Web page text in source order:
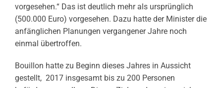
vorgesehen.“ Das ist deutlich mehr als ursprünglich
(500.000 Euro) vorgesehen. Dazu hatte der Minister die
anfänglichen Planungen vergangener Jahre noch
einmal übertroffen.
Bouillon hatte zu Beginn dieses Jahres in Aussicht
gestellt, 2017 insgesamt bis zu 200 Personen